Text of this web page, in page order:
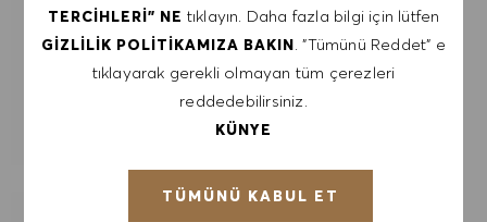
TERCIHLERI" NE tıklayın. Daha fazla bilgi için lütfen
GIZLILIK POLITIKAMIZA BAKIN. "Tümünü Reddet" e
tıklayarak gerekli olmayan tüm çerezleri
reddedebilirsiniz.
KÜNYE
TÜMÜNÜ KABUL ET
İLGI ALANLARINA GÖRE ÖZEL IŞ
ÖNERILERI AL.
KULLANMAYA BAŞLA